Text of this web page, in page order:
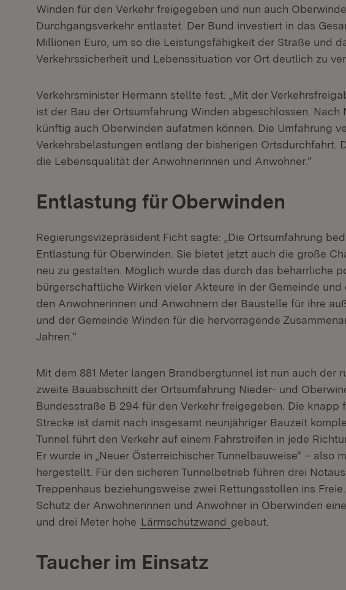
Winden für den Verkehr freigegeben und nun auch
Durchgangsverkehr entlastet. Der Bund investiert in das
Millionen Euro, um so die Leistungsfähigkeit der Straße und
Verkehrssicherheit und Lebenssituation vor Ort deutlich zu
Verkehrsminister Hermann stellte fest: „Mit der
ist der Bau der Ortsumfahrung Winden abgeschlossen. Nach
künftig auch Oberwinden aufatmen können. Die Umfahrung
Verkehrsbelastungen entlang der bisherigen Ortsdurchfahrt.
die Lebensqualität der Anwohnerinnen und Anwohner.“
Entlastung für Oberwinden
Regierungsvizepräsident Ficht sagte: „Die Ortsumfahrung
Entlastung für Oberwinden. Sie bietet jetzt auch die große
neu zu gestalten. Möglich wurde das durch das beharrliche
bürgerschaftliche Wirken vieler Akteure in der Gemeinde und
den Anwohnerinnen und Anwohnern der Baustelle für ihre
und der Gemeinde Winden für die hervorragende
Jahren.“
Mit dem 881 Meter langen Brandbergtunnel ist nun auch der
zweite Bauabschnitt der Ortsumfahrung Nieder- und
Bundesstraße B 294 für den Verkehr freigegeben. Die knapp
Strecke ist damit nach insgesamt neunjähriger Bauzeit
Tunnel führt den Verkehr auf einem Fahrstreifen in jede
Er wurde in „Neuer Österreichischer Tunnelbauweise“ – also
hergestellt. Für den sicheren Tunnelbetrieb führen drei
Treppenhaus beziehungsweise zwei Rettungsstollen ins
Schutz der Anwohnerinnen und Anwohner in Oberwinden
und drei Meter hohe Lärmschutzwand gebaut.
Taucher im Einsatz